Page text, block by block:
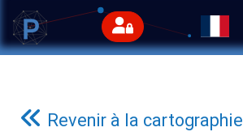
Revenir à la cartographie